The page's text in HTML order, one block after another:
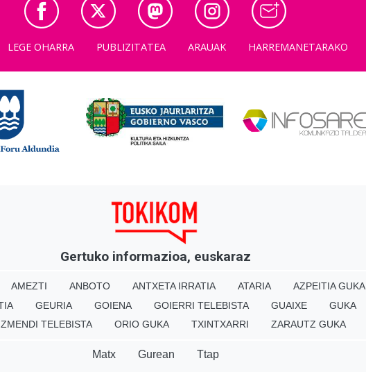
LEGE OHARRA PUBLIZITATEA ARAUAK HARREMANETARAKO
Gertuko informazioa, euskaraz
AMEZTI ANBOTO ANTXETA IRRATIA ATARIA AZPEITIA GUKA
GEURIA GOIENA GOIERRI TELEBISTA GUAIXE GUKA
TELEBISTA ORIO GUKA TXINTXARRI ZARAUTZ GUKA
Matx Gurean Ttap